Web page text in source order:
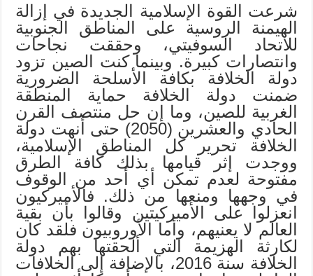
شرعت القوة الإسلامية الجديدة في إزالة
الهيمنة الروسية على المناطق الجنوبية
للاتحاد السوفيتي، وحققت نجاحات
وانتصارات كبيرة. وبينما كنت الصين تزود
دولة الخلافة بكافة الأسلحة الضرورية
ضمنت دولة الخلافة حماية المنطقة
الغربية للصين، وما إن حل منتصف القرن
الحادي والعشرين (2050) حتى أنهت دولة
الخلافة تحرير كل المناطق الإسلامية،
ووجدت إثر قيامها بذلك كافة الطرق
مفتوحة لعدم تمكن أي أحد من الوقوف
في وجهها ومنعها من ذلك. فالأميركيون
انعزلوا على الأميركيتين وقالوا بأن بقية
العالم لا يعنيهم، وأما الأوروبيون فلقد كان
لكارثة الهزيمة التي ألحقتها بهم دولة
الخلافة سنة 2016، بالإضافة إلى الخلافات